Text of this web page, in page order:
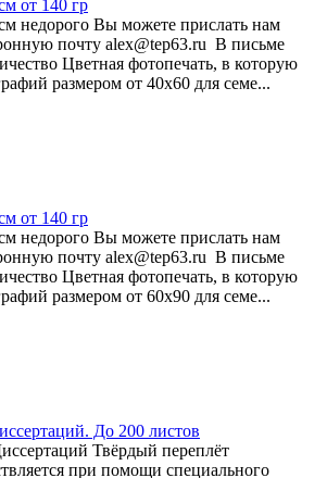
от 140 гр
недорого Вы можете прислать нам
почту alex@tep63.ru В письме
Цветная фотопечать, в которую
размером от 40х60 для семе...
от 140 гр
недорого Вы можете прислать нам
почту alex@tep63.ru В письме
Цветная фотопечать, в которую
размером от 60х90 для семе...
До 200 листов
Твёрдый переплёт
при помощи специального